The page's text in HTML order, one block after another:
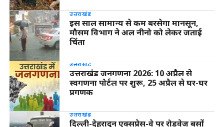
उत्तराखंड
इस साल सामान्य से कम बरसेगा मानसून,
मौसम विभाग ने अल नीनो को लेकर जताई
चिंता
उत्तराखंड
उत्तराखंड जनगणना 2026: 10 अप्रैल से
स्वगणना पोर्टल पर शुरू, 25 अप्रैल से घर-घर
प्रगणक
उत्तराखंड
दिल्ली-देहरादून एक्सप्रेस-वे पर रोडवेज बसों